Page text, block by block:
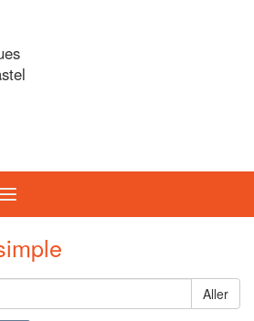
Toggle
navigation
Aller